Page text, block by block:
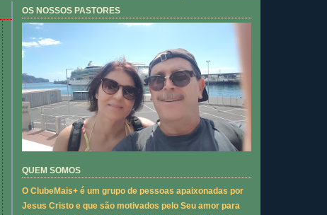
OS NOSSOS PASTORES
QUEM SOMOS
O ClubeMais+ é um grupo de pessoas apaixonadas por
Jesus Cristo e que são motivados pelo Seu amor para